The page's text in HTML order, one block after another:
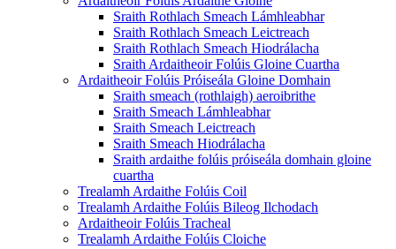
Sraith Rothlach Smeach Lámhleabhar
Sraith Rothlach Smeach Leictreach
Sraith Rothlach Smeach Hiodrálacha
Sraith Ardaitheoir Folúis Gloine Cuartha
Ardaitheoir Folúis Próiseála Gloine Domhain
Sraith smeach (rothlaigh) aeroibrithe
Sraith Smeach Lámhleabhar
Sraith Smeach Leictreach
Sraith Smeach Hiodrálacha
Sraith ardaithe folúis próiseála domhain gloine
cuartha
Trealamh Ardaithe Folúis Coil
Trealamh Ardaithe Folúis Bileog Ilchodach
Ardaitheoir Folúis Tracheal
Trealamh Ardaithe Folúis Cloiche